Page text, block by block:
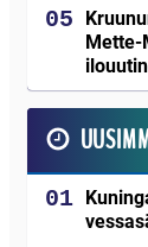
Mette-